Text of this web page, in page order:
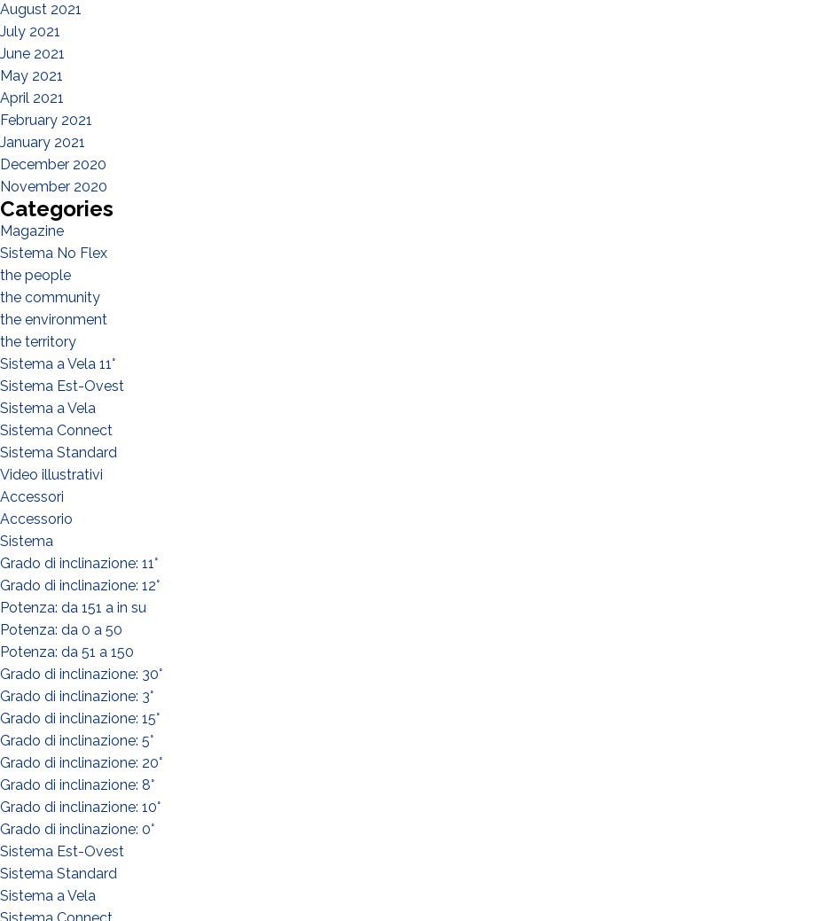
August 2021
July 2021
June 2021
May 2021
April 2021
February 2021
January 2021
December 2020
November 2020
Categories
Magazine
Sistema No Flex
the people
the community
the environment
the territory
Sistema a Vela 11°
Sistema Est-Ovest
Sistema a Vela
Sistema Connect
Sistema Standard
Video illustrativi
Accessori
Accessorio
Sistema
Grado di inclinazione: 11°
Grado di inclinazione: 12°
Potenza: da 151 a in su
Potenza: da 0 a 50
Potenza: da 51 a 150
Grado di inclinazione: 30°
Grado di inclinazione: 3°
Grado di inclinazione: 15°
Grado di inclinazione: 5°
Grado di inclinazione: 20°
Grado di inclinazione: 8°
Grado di inclinazione: 10°
Grado di inclinazione: 0°
Sistema Est-Ovest
Sistema Standard
Sistema a Vela